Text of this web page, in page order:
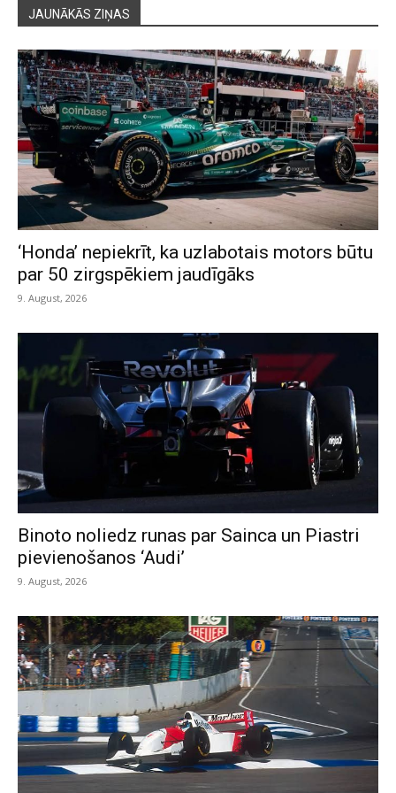
JAUNĀKĀS ZIŅAS
‘Honda’ nepiekrīt, ka uzlabotais motors būtu
par 50 zirgspēkiem jaudīgāks
9. August, 2026
Binoto noliedz runas par Sainca un Piastri
pievienošanos ‘Audi’
9. August, 2026